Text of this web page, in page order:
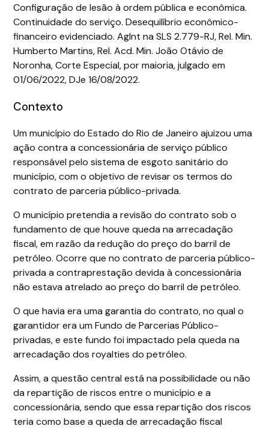
Configuração de lesão à ordem pública e econômica.
Continuidade do serviço. Desequilíbrio econômico-
financeiro evidenciado. AgInt na SLS 2.779-RJ, Rel. Min.
Humberto Martins, Rel. Acd. Min. João Otávio de
Noronha, Corte Especial, por maioria, julgado em
01/06/2022, DJe 16/08/2022.
Contexto
Um município do Estado do Rio de Janeiro ajuizou uma
ação contra a concessionária de serviço público
responsável pelo sistema de esgoto sanitário do
município, com o objetivo de revisar os termos do
contrato de parceria público-privada.
O município pretendia a revisão do contrato sob o
fundamento de que houve queda na arrecadação
fiscal, em razão da redução do preço do barril de
petróleo. Ocorre que no contrato de parceria público-
privada a contraprestação devida à concessionária
não estava atrelado ao preço do barril de petróleo.
O que havia era uma garantia do contrato, no qual o
garantidor era um Fundo de Parcerias Público-
privadas, e este fundo foi impactado pela queda na
arrecadação dos royalties do petróleo.
Assim, a questão central está na possibilidade ou não
da repartição de riscos entre o município e a
concessionária, sendo que essa repartição dos riscos
teria como base a queda de arrecadação fiscal